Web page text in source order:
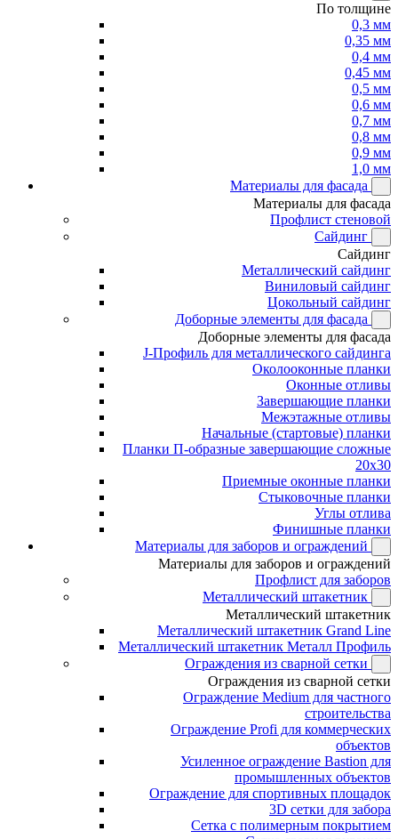
По толщине
0,3 мм
0,35 мм
0,4 мм
0,45 мм
0,5 мм
0,6 мм
0,7 мм
0,8 мм
0,9 мм
1,0 мм
Материалы для фасада
Материалы для фасада
Профлист стеновой
Сайдинг
Сайдинг
Металлический сайдинг
Виниловый сайдинг
Цокольный сайдинг
Доборные элементы для фасада
Доборные элементы для фасада
J-Профиль для металлического сайдинга
Околооконные планки
Оконные отливы
Завершающие планки
Межэтажные отливы
Начальные (стартовые) планки
Планки П-образные завершающие сложные
20x30
Приемные оконные планки
Стыковочные планки
Углы отлива
Финишные планки
Материалы для заборов и ограждений
Материалы для заборов и ограждений
Профлист для заборов
Металлический штакетник
Металлический штакетник
Металлический штакетник Grand Line
Металлический штакетник Металл Профиль
Ограждения из сварной сетки
Ограждения из сварной сетки
Ограждение Medium для частного
строительства
Ограждение Profi для коммерческих
объектов
Усиленное ограждение Bastion для
промышленных объектов
Ограждение для спортивных площадок
3D сетки для забора
Сетка с полимерным покрытием